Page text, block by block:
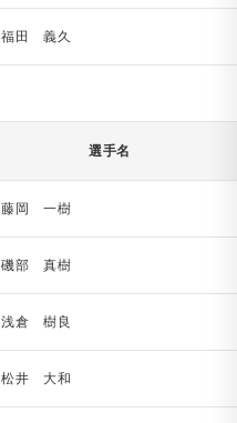
福田 義久
選手名
藤岡 一樹
磯部 真樹
浅倉 樹良
松井 大和